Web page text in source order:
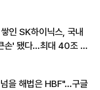
인 SK하이닉스, 국내
손' 됐다…최대 40조 투
을 해법은 HBF"…구글